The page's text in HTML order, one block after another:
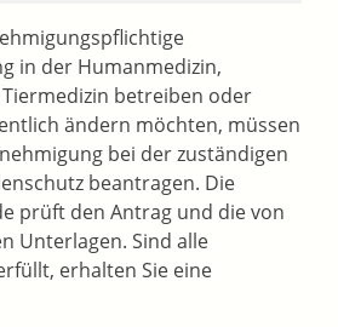
in der Humanmedizin,
betreiben oder
ändern möchten, müssen
bei der zuständigen
beantragen. Die
prüft den Antrag und die von
Unterlagen. Sind alle
erhalten Sie eine